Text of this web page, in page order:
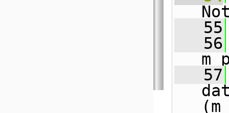
   55
   56
   57